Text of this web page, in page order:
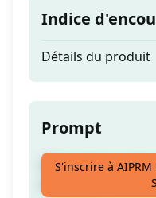
Indice
Détails du produit
Prompt
Sélectionnez
S'inscrire à